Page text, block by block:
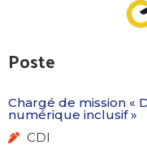
Poste
Chargé de mission «
numérique inclusif »
CDI